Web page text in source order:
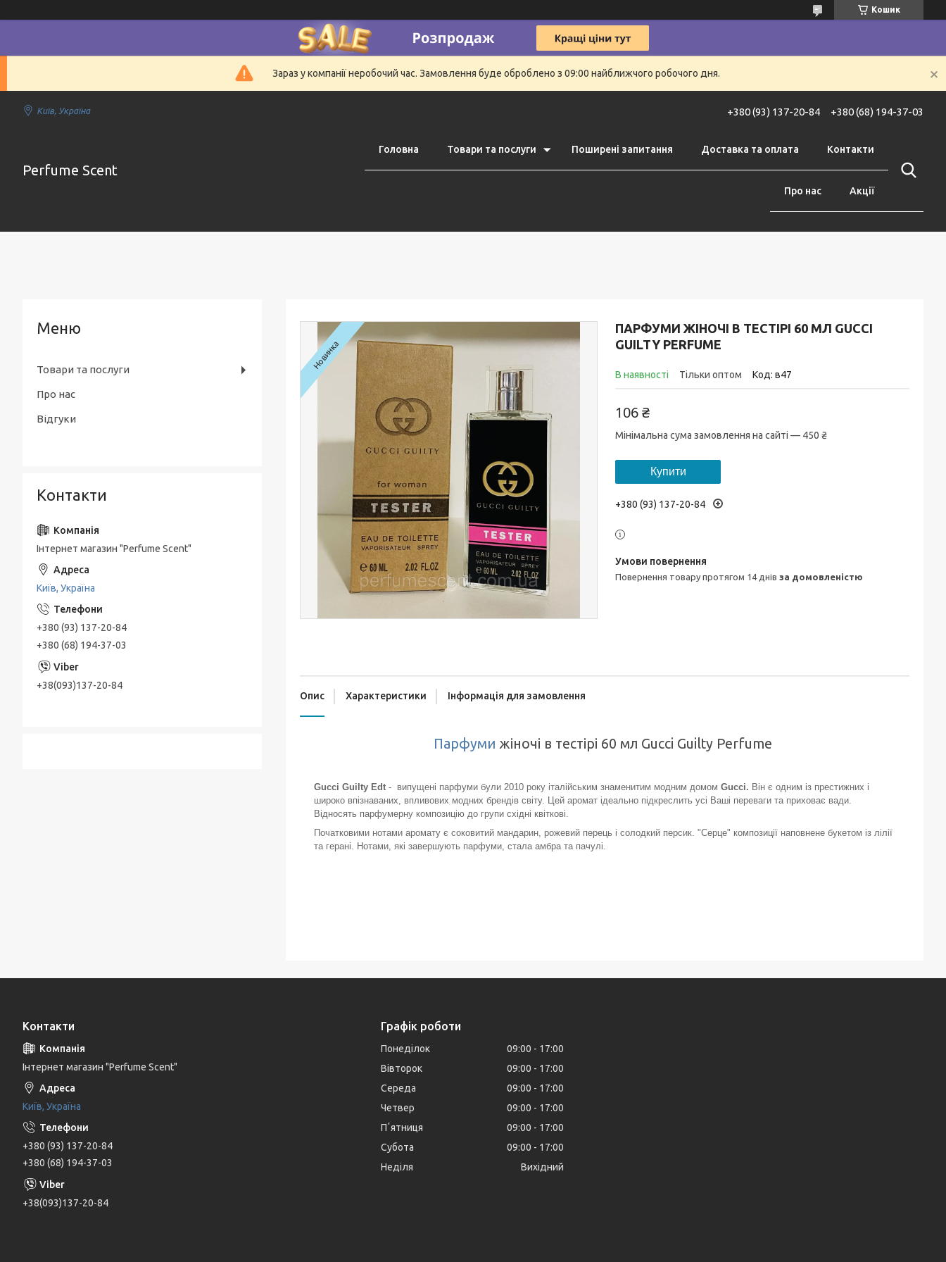
Кошик
Зараз у компанії неробочий час. Замовлення буде оброблено з 09:00 найближчого робочого дня.
Київ, Україна +380 (93) 137-20-84 +380 (68) 194-37-03
Perfume Scent
Головна Товари та послуги Поширені запитання Доставка та оплата Контакти
Про нас Акції
ПАРФУМИ ЖІНОЧІ В ТЕСТІРІ 60 МЛ GUCCI
GUILTY PERFUME
В наявності Тільки оптом Код: в47
106 ₴
Мінімальна сума замовлення на сайті — 450 ₴
Купити
+380 (93) 137-20-84
повернення товару протягом 14 днів за домовленістю
Новинка
Опис Характеристики Інформація для замовлення
Парфуми жіночі в тестірі 60 мл Gucci Guilty Perfume
Gucci Guilty Edt - випущені парфуми були 2010 року італійським знаменитим модним домом Gucci. Він є одним із престижних і
широко впізнаваних, впливових модних брендів світу. Цей аромат ідеально підкреслить усі Ваші переваги та приховає вади.
Відносять парфумерну композицію до групи східні квіткові.
Початковими нотами аромату є соковитий мандарин, рожевий перець і солодкий персик. "Серце" композиції наповнене букетом із лілії
та герані. Нотами, які завершують парфуми, стала амбра та пачулі.
Товари та послуги
Про нас
Відгуки
Контакти
Інтернет магазин "Perfume Scent"
Київ, Україна
+380 (93) 137-20-84
+380 (68) 194-37-03
+38(093)137-20-84
Контакти
Інтернет магазин "Perfume Scent"
Київ, Україна
+380 (93) 137-20-84
+380 (68) 194-37-03
+38(093)137-20-84
Графік роботи
Понеділок 09:00
17:00
Вівторок
09:00
17:00
Середа
09:00
17:00
Четвер
09:00
17:00
Пʼятниця
09:00
17:00
Субота
09:00
17:00
Неділя
Вихідний